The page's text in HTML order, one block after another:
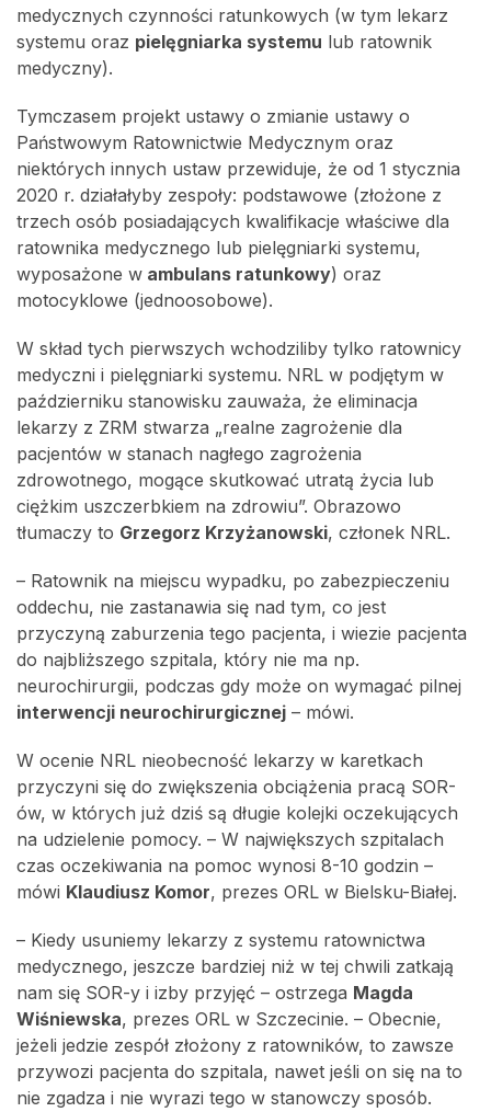
medycznych czynności ratunkowych (w tym lekarz
systemu oraz pielęgniarka systemu lub ratownik
medyczny).
Tymczasem projekt ustawy o zmianie ustawy o
Państwowym Ratownictwie Medycznym oraz
niektórych innych ustaw przewiduje, że od 1 stycznia
2020 r. działałyby zespoły: podstawowe (złożone z
trzech osób posiadających kwalifikacje właściwe dla
ratownika medycznego lub pielęgniarki systemu,
wyposażone w ambulans ratunkowy) oraz
motocyklowe (jednoosobowe).
W skład tych pierwszych wchodziliby tylko ratownicy
medyczni i pielęgniarki systemu. NRL w podjętym w
październiku stanowisku zauważa, że eliminacja
lekarzy z ZRM stwarza „realne zagrożenie dla
pacjentów w stanach nagłego zagrożenia
zdrowotnego, mogące skutkować utratą życia lub
ciężkim uszczerbkiem na zdrowiu”. Obrazowo
tłumaczy to Grzegorz Krzyżanowski, członek NRL.
– Ratownik na miejscu wypadku, po zabezpieczeniu
oddechu, nie zastanawia się nad tym, co jest
przyczyną zaburzenia tego pacjenta, i wiezie pacjenta
do najbliższego szpitala, który nie ma np.
neurochirurgii, podczas gdy może on wymagać pilnej
interwencji neurochirurgicznej – mówi.
W ocenie NRL nieobecność lekarzy w karetkach
przyczyni się do zwiększenia obciążenia pracą SOR-
ów, w których już dziś są długie kolejki oczekujących
na udzielenie pomocy. – W największych szpitalach
czas oczekiwania na pomoc wynosi 8-10 godzin –
mówi Klaudiusz Komor, prezes ORL w Bielsku-Białej.
– Kiedy usuniemy lekarzy z systemu ratownictwa
medycznego, jeszcze bardziej niż w tej chwili zatkają
nam się SOR-y i izby przyjęć – ostrzega Magda
Wiśniewska, prezes ORL w Szczecinie. – Obecnie,
jeżeli jedzie zespół złożony z ratowników, to zawsze
przywozi pacjenta do szpitala, nawet jeśli on się na to
nie zgadza i nie wyrazi tego w stanowczy sposób.